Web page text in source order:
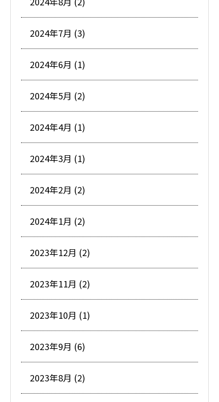
2024年7月 (3)
2024年6月 (1)
2024年5月 (2)
2024年4月 (1)
2024年3月 (1)
2024年2月 (2)
2024年1月 (2)
2023年12月 (2)
2023年11月 (2)
2023年10月 (1)
2023年9月 (6)
2023年8月 (2)